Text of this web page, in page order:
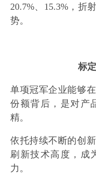
20.7%、15.3%，折
势。
标
单项冠军企业能够
份额背后，是对产
精。
依托持续不断的创
刷新技术高度，成
力。